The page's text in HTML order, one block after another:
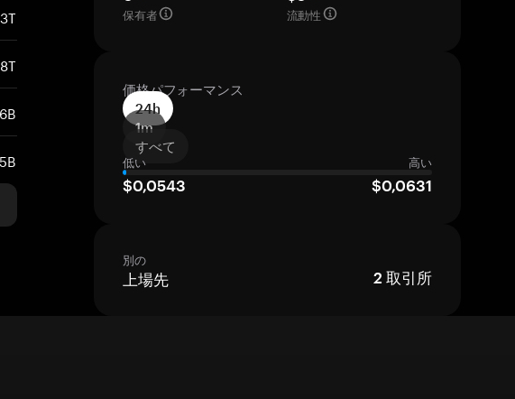
保有者
流動性
価格パフォーマンス
24h
1m
すべて
低い 高い
$0,0543 $0,0631
別の
上場先 2 取引所